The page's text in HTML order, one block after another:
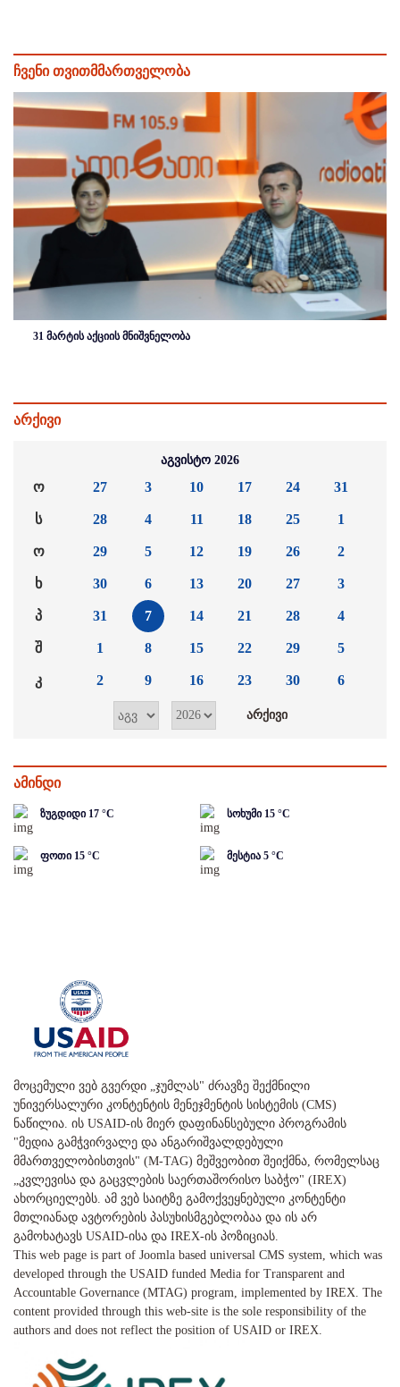
ჩვენი თვითმმართველობა
31 მარტის აქციის მნიშვნელობა
არქივი
აგვისტო 2026
ო
ს
ო
ხ
პ
შ
კ
27
28
29
30
31
1
2
3
4
5
6
7
8
9
10
11
12
13
14
15
16
17
18
19
20
21
22
23
24
25
26
27
28
29
30
31
1
2
3
4
5
6
ამინდი
ზუგდიდი 17 °C სოხუმი 15 °C
ფოთი 15 °C მესტია 5 °C
მოცემული ვებ გვერდი „ჯუმლას" ძრავზე შექმნილი
უნივერსალური კონტენტის მენეჯმენტის სისტემის (CMS)
ნაწილია. ის USAID-ის მიერ დაფინანსებული პროგრამის
"მედია გამჭვირვალე და ანგარიშვალდებული
მმართველობისთვის" (M-TAG) მეშვეობით შეიქმნა, რომელსაც
„კვლევისა და გაცვლების საერთაშორისო საბჭო" (IREX)
ახორციელებს. ამ ვებ საიტზე გამოქვეყნებული კონტენტი
მთლიანად ავტორების პასუხისმგებლობაა და ის არ
გამოხატავს USAID-ისა და IREX-ის პოზიციას.
This web page is part of Joomla based universal CMS system, which was
developed through the USAID funded Media for Transparent and
Accountable Governance (MTAG) program, implemented by IREX. The
content provided through this web-site is the sole responsibility of the
authors and does not reflect the position of USAID or IREX.